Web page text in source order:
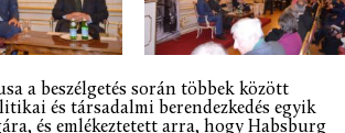
a beszélgetés során többek között
és társadalmi berendezkedés egyik
és emlékeztetett arra, hogy Habsburg